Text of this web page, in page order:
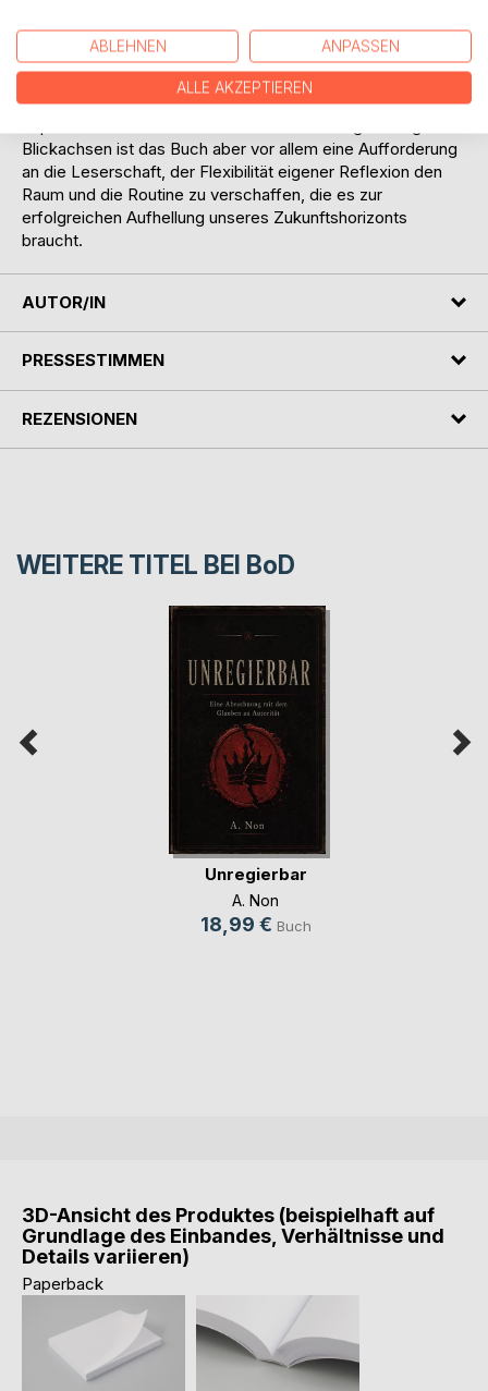
die wegen ihrer weniger offensichtlichen Relevanz hierfür
seltener diskutiert werden, wie unseren Umgang mit
Kreativität oder Wahrheitswerten oder unser
Erkenntnisvermögen als solches. Mit seinen zahlreichen
Blickachsen ist das Buch aber vor allem eine Aufforderung
an die Leserschaft, der Flexibilität eigener Reflexion den
Raum und die Routine zu verschaffen, die es zur
erfolgreichen Aufhellung unseres Zukunftshorizonts
braucht.
AUTOR/IN
PRESSESTIMMEN
REZENSIONEN
WEITERE TITEL BEI BoD
Unregierbar
A. Non
18,99 € Buch
3D-Ansicht des Produktes (beispielhaft auf
Grundlage des Einbandes, Verhältnisse und
Details variieren)
Paperback
ABLEHNEN ANPASSEN
ALLE AKZEPTIEREN